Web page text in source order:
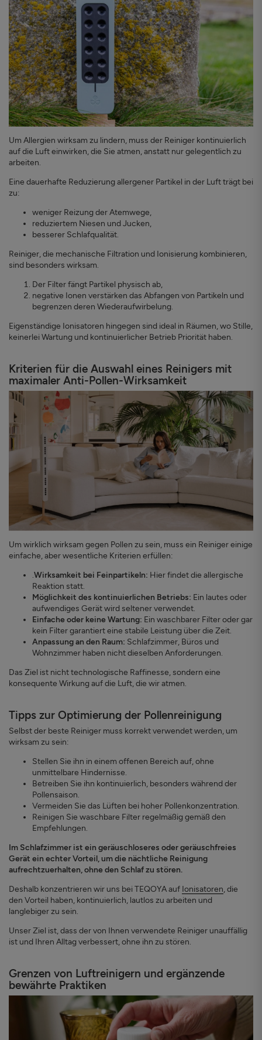
Um Allergien wirksam zu lindern, muss der Reiniger kontinuierlich
auf die Luft einwirken, die Sie atmen, anstatt nur gelegentlich zu
arbeiten.
Eine dauerhafte Reduzierung allergener Partikel in der Luft trägt bei
zu:
weniger Reizung der Atemwege,
reduziertem Niesen und Jucken,
besserer Schlafqualität.
Reiniger, die mechanische Filtration und Ionisierung kombinieren,
sind besonders wirksam.
Der Filter fängt Partikel physisch ab,
negative Ionen verstärken das Abfangen von Partikeln und
begrenzen deren Wiederaufwirbelung.
Eigenständige Ionisatoren hingegen sind ideal in Räumen, wo Stille,
keinerlei Wartung und kontinuierlicher Betrieb Priorität haben.
Kriterien für die Auswahl eines Reinigers mit
maximaler Anti-Pollen-Wirksamkeit
Um wirklich wirksam gegen Pollen zu sein, muss ein Reiniger einige
einfache, aber wesentliche Kriterien erfüllen:
.Wirksamkeit bei Feinpartikeln: Hier findet die allergische
Reaktion statt.
Möglichkeit des kontinuierlichen Betriebs: Ein lautes oder
aufwendiges Gerät wird seltener verwendet.
Einfache oder keine Wartung: Ein waschbarer Filter oder gar
kein Filter garantiert eine stabile Leistung über die Zeit.
Anpassung an den Raum: Schlafzimmer, Büros und
Wohnzimmer haben nicht dieselben Anforderungen.
Das Ziel ist nicht technologische Raffinesse, sondern eine
konsequente Wirkung auf die Luft, die wir atmen.
Tipps zur Optimierung der Pollenreinigung
Selbst der beste Reiniger muss korrekt verwendet werden, um
wirksam zu sein:
Stellen Sie ihn in einem offenen Bereich auf, ohne
unmittelbare Hindernisse.
Betreiben Sie ihn kontinuierlich, besonders während der
Pollensaison.
Vermeiden Sie das Lüften bei hoher Pollenkonzentration.
Reinigen Sie waschbare Filter regelmäßig gemäß den
Empfehlungen.
Im Schlafzimmer ist ein geräuschloseres oder geräuschfreies
Gerät ein echter Vorteil, um die nächtliche Reinigung
aufrechtzuerhalten, ohne den Schlaf zu stören.
Deshalb konzentrieren wir uns bei TEQOYA auf Ionisatoren, die
den Vorteil haben, kontinuierlich, lautlos zu arbeiten und
langlebiger zu sein.
Unser Ziel ist, dass der von Ihnen verwendete Reiniger unauffällig
ist und Ihren Alltag verbessert, ohne ihn zu stören.
Grenzen von Luftreinigern und ergänzende
bewährte Praktiken